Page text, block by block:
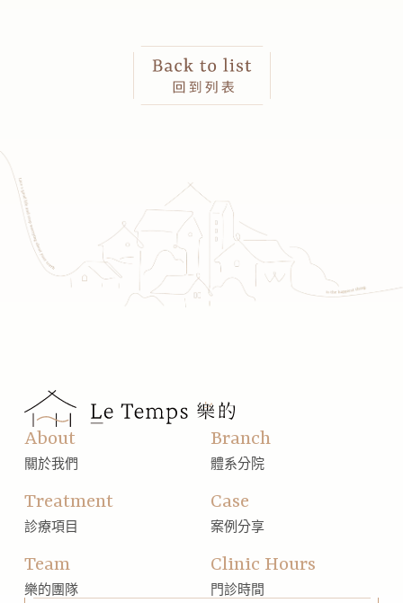
About
關於我們
Branch
體系分院
Treatment
診療項目
Case
案例分享
Team
樂的團隊
Clinic Hours
門診時間